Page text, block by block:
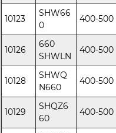
10123
SHW66
0
400-500
10126
660
SHWLN
400-500
10128
SHWQ
N660
400-500
10129
SHQZ6
60
400-500